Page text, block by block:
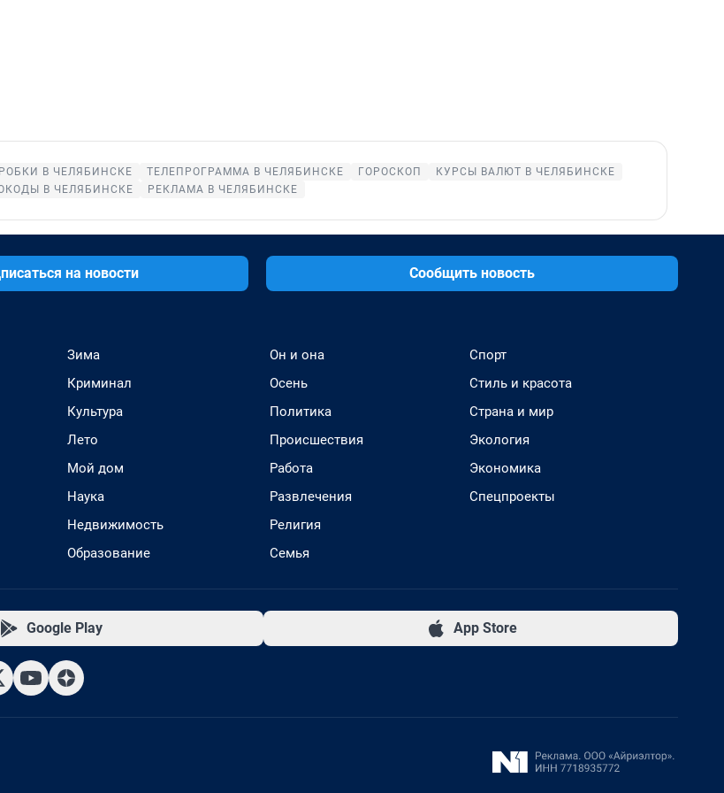
В ЧЕЛЯБИНСКЕ ТЕЛЕПРОГРАММА В ЧЕЛЯБИНСКЕ ГОРОСКОП
КУРСЫ ВАЛЮТ В ЧЕЛЯБИНСКЕ
В ЧЕЛЯБИНСКЕ
РЕКЛАМА В ЧЕЛЯБИНСКЕ
на новости Сообщить новость
Зима
Криминал
Культура
Лето
Мой дом
Наука
Недвижимость
Образование
Он и она
Осень
Политика
Происшествия
Работа
Развлечения
Религия
Семья
Спорт
Стиль и красота
Страна и мир
Экология
Экономика
Спецпроекты
Google Play App Store